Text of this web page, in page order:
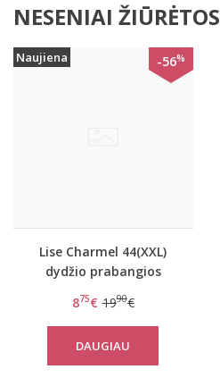
NESENIAI ŽIŪRĖTOS
Naujiena -56%
Lise Charmel 44(XXL)
dydžio prabangios
kelnaitės Soleil Et
Embruns
875€ 1990€
DAUGIAU